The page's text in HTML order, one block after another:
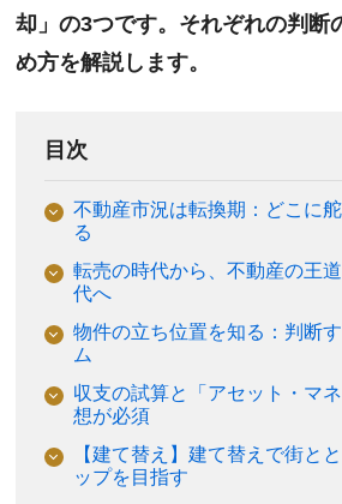
却」の3つです。それぞれの判断
め方を解説します。
目次
不動産市況は転換期：どこに
る
転売の時代から、不動産の王
代へ
物件の立ち位置を知る：判断
ム
収支の試算と「アセット・マ
想が必須
【建て替え】建て替えで街と
ップを目指す